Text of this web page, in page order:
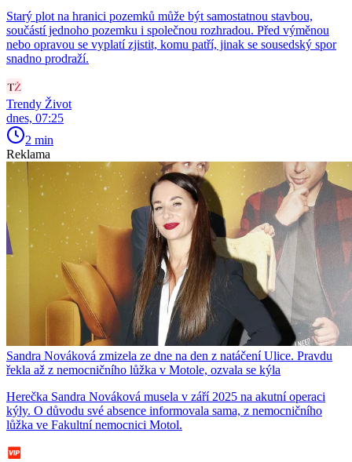
Starý plot na hranici pozemků může být samostatnou stavbou,
součástí jednoho pozemku i společnou rozhradou. Před výměnou
nebo opravou se vyplatí zjistit, komu patří, jinak se sousedský spor
snadno prodraží.
Trendy Život
dnes, 07:25
2 min
Reklama
Sandra Nováková zmizela ze dne na den z natáčení Ulice. Pravdu
řekla až z nemocničního lůžka v Motole, ozvala se kýla
Herečka Sandra Nováková musela v září 2025 na akutní operaci
kýly. O důvodu své absence informovala sama, z nemocničního
lůžka ve Fakultní nemocnici Motol.